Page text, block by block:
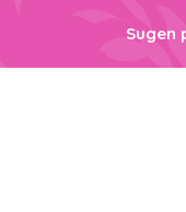
Sugen